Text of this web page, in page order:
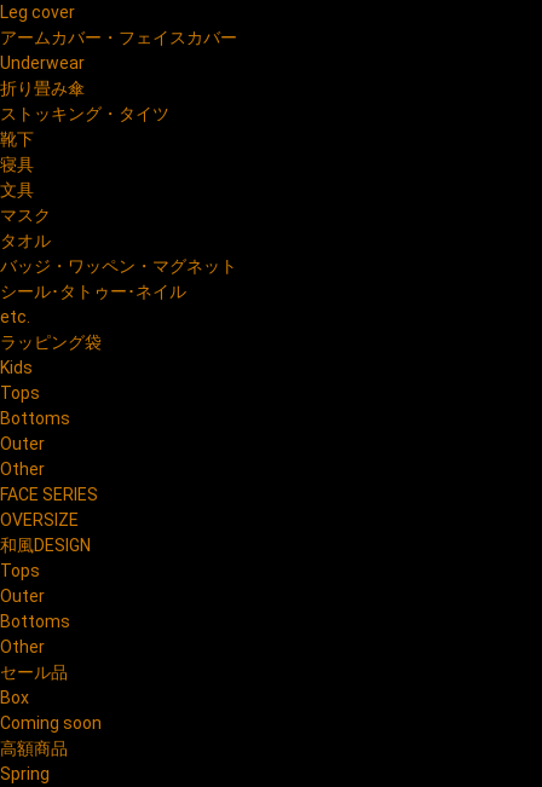
Leg cover
アームカバー・フェイスカバー
Underwear
折り畳み傘
ストッキング・タイツ
靴下
寝具
文具
マスク
タオル
バッジ・ワッペン・マグネット
シール･タトゥー･ネイル
etc.
ラッピング袋
Kids
Tops
Bottoms
Outer
Other
FACE SERIES
OVERSIZE
和風DESIGN
Tops
Outer
Bottoms
Other
セール品
Box
Coming soon
高額商品
Spring